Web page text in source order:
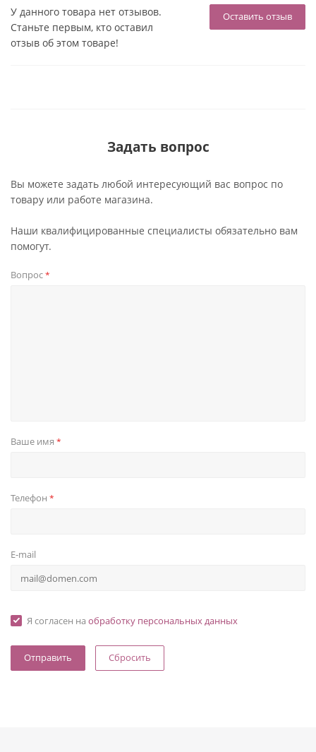
Оставить отзыв
У данного товара нет отзывов.
Станьте первым, кто оставил
отзыв об этом товаре!
Задать вопрос
Вы можете задать любой интересующий вас вопрос по
товару или работе магазина.
Наши квалифицированные специалисты обязательно вам
помогут.
Вопрос*
Ваше имя *
Телефон *
E-mail
Я согласен на обработку персональных данных
Сбросить